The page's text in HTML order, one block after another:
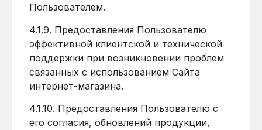
Пользователем.
4.1.9. Предоставления Пользователю
эффективной клиентской и технической
поддержки при возникновении проблем
связанных с использованием Сайта
интернет-магазина.
4.1.10. Предоставления Пользователю с
его согласия, обновлений продукции,